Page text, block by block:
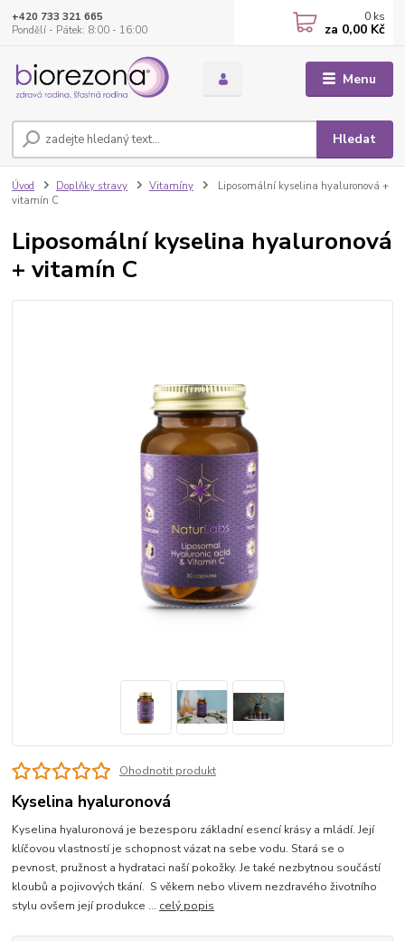
Menu
Hledat
+420 733 321 665
Pondělí - Pátek: 8:00 - 16:00
0 ks
za 0,00 Kč
Úvod Doplňky stravy Vitamíny
Liposomální kyselina hyaluronová +
vitamín C
Liposomální kyselina hyaluronová
+ vitamín C
Ohodnotit produkt
Kyselina hyaluronová
Kyselina hyaluronová je bezesporu základní esencí krásy a mládí. Její
klíčovou vlastností je schopnost vázat na sebe vodu. Stará se o
pevnost, pružnost a hydrataci naší pokožky. Je také nezbytnou součástí
kloubů a pojivových tkání. S věkem nebo vlivem nezdravého životního
stylu ovšem její produkce ... celý popis